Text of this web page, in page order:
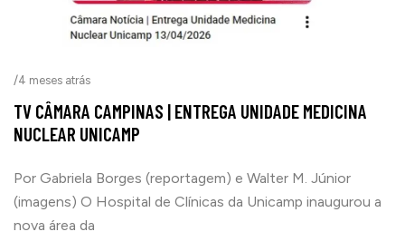
/4 meses atrás
TV CÂMARA CAMPINAS | ENTREGA UNIDADE MEDICINA
NUCLEAR UNICAMP
Por Gabriela Borges (reportagem) e Walter M. Júnior
(imagens) O Hospital de Clínicas da Unicamp inaugurou a
nova área da